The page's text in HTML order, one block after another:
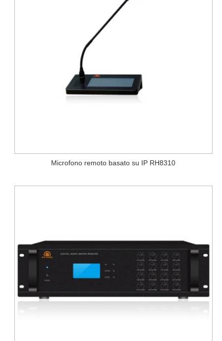
Microfono remoto basato su IP RH8310